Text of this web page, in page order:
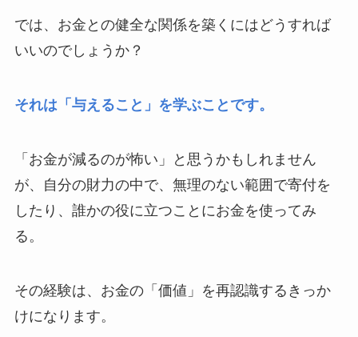
では、お金との健全な関係を築くにはどうすれば
いいのでしょうか？
それは「与えること」を学ぶことです。
「お金が減るのが怖い」と思うかもしれません
が、自分の財力の中で、無理のない範囲で寄付を
したり、誰かの役に立つことにお金を使ってみ
る。
その経験は、お金の「価値」を再認識するきっか
けになります。